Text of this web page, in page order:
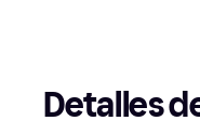
Detalles